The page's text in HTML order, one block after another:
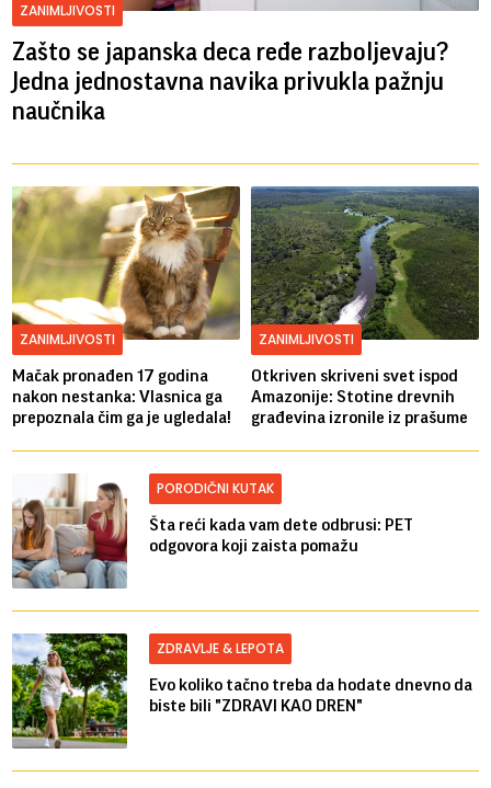
ZANIMLJIVOSTI
Zašto se japanska deca ređe razboljevaju?
Jedna jednostavna navika privukla pažnju
naučnika
ZANIMLJIVOSTI
Mačak pronađen 17 godina
nakon nestanka: Vlasnica ga
prepoznala čim ga je ugledala!
ZANIMLJIVOSTI
Otkriven skriveni svet ispod
Amazonije: Stotine drevnih
građevina izronile iz prašume
PORODIČNI KUTAK
Šta reći kada vam dete odbrusi: PET
odgovora koji zaista pomažu
ZDRAVLJE & LEPOTA
Evo koliko tačno treba da hodate dnevno da
biste bili "ZDRAVI KAO DREN"